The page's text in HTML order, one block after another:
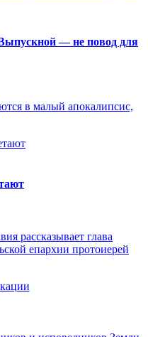
— не повод для
в малый апокалипсис,
рассказывает глава
епархии протоиерей